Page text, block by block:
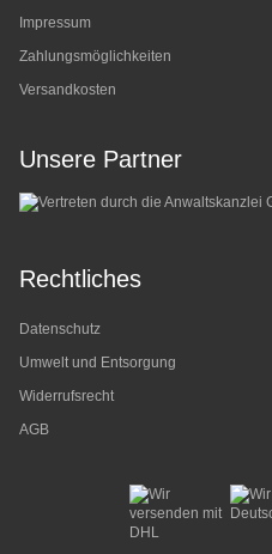
Impressum
Zahlungsmöglichkeiten
Versandkosten
Unsere Partner
Rechtliches
Datenschutz
Umwelt und Entsorgung
Widerrufsrecht
AGB